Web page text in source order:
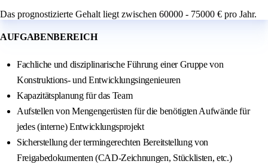
Das prognostizierte Gehalt liegt zwischen 60000 - 75000 € pro Jahr.
AUFGABENBEREICH
Fachliche und disziplinarische Führung einer Gruppe von
Konstruktions- und Entwicklungsingenieuren
Kapazitätsplanung für das Team
Aufstellen von Mengengerüsten für die benötigten Aufwände für
jedes (interne) Entwicklungsprojekt
Sicherstellung der termingerechten Bereitstellung von
Freigabedokumenten (CAD-Zeichnungen, Stücklisten, etc.)